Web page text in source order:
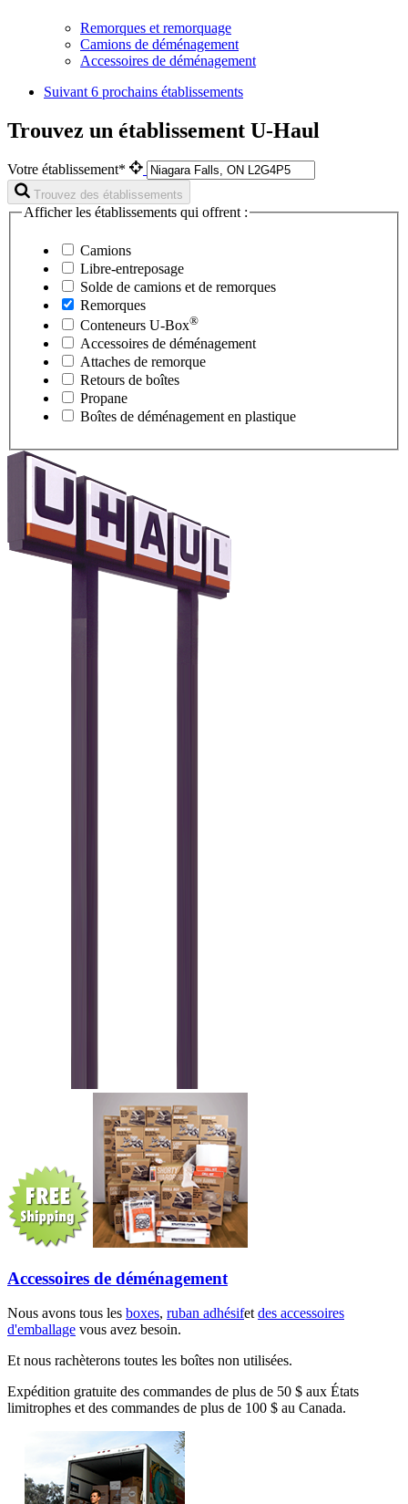
Remorques et remorquage
Camions de déménagement
Accessoires de déménagement
Suivant 6 prochains établissements
Trouvez un établissement U-Haul
Votre établissement*
Trouvez des établissements
Afficher les établissements qui offrent :
Camions
Libre-entreposage
Solde de camions et de remorques
Remorques
Conteneurs U-Box®
Accessoires de déménagement
Attaches de remorque
Retours de boîtes
Propane
Boîtes de déménagement en plastique
Accessoires de déménagement
Nous avons tous les boxes, ruban adhésifetdes accessoires
d'emballage vous avez besoin.
Et nous rachèterons toutes les boîtes non utilisées.
Expédition gratuite des commandes de plus de 50 $ aux États
limitrophes et des commandes de plus de 100 $ au Canada.